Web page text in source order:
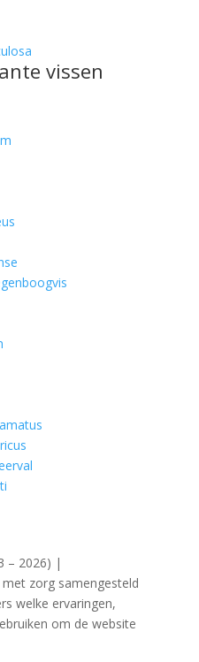
vissen
– 2026) |
zorg samengesteld
welke ervaringen,
om de website